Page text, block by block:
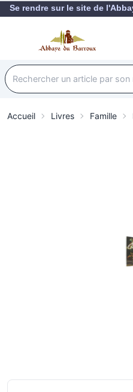
Se rendre sur le site de
Accueil Livres Famille